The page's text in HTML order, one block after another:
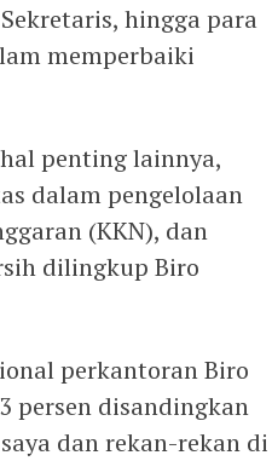
hingga para
memperbaiki
penting lainnya,
dalam pengelolaan
(KKN), dan
dilingkup Biro
perkantoran Biro
persen disandingkan
dan rekan-rekan di